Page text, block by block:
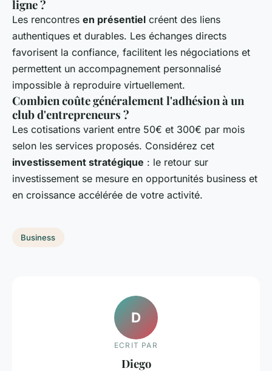
ligne ?
Les rencontres en présentiel créent des liens
authentiques et durables. Les échanges directs
favorisent la confiance, facilitent les négociations et
permettent un accompagnement personnalisé
impossible à reproduire virtuellement.
Combien coûte généralement l'adhésion à un
club d'entrepreneurs ?
Les cotisations varient entre 50€ et 300€ par mois
selon les services proposés. Considérez cet
investissement stratégique : le retour sur
investissement se mesure en opportunités business et
en croissance accélérée de votre activité.
Business
D
ECRIT PAR
Diego